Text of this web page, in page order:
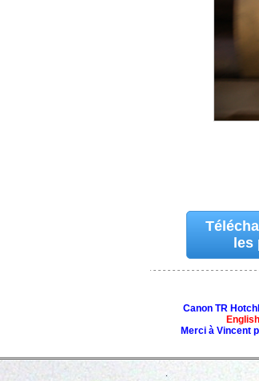
Canon TR
Merci à Vincent